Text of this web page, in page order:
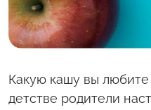
Какую кашу вы
детстве родители